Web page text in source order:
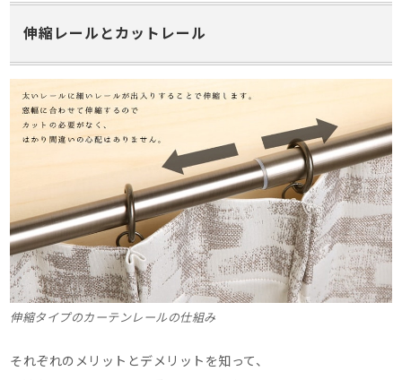
伸縮レールとカットレール
伸縮タイプのカーテンレールの仕組み
それぞれのメリットとデメリットを知って、